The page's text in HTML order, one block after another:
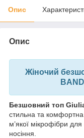
Опис
Опис
Жіночий
Безшовний топ
стильна та
м’якої мікрофібри
носіння.